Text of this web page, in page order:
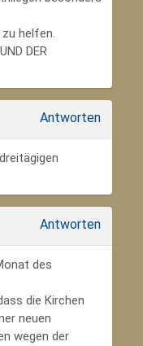
helfen.
DER
Antworten
Antworten
des
die Kirchen
neuen
wegen der